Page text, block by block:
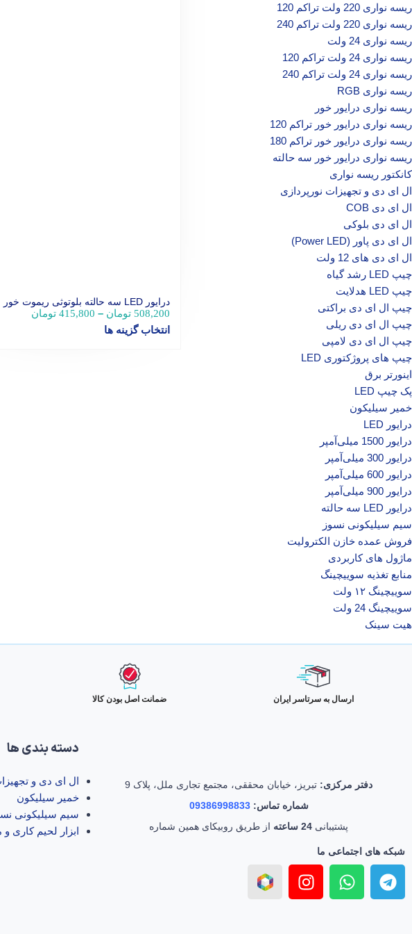
ریسه نواری 220 ولت تراکم 120
ریسه نواری 220 ولت تراکم 240
ریسه نواری 24 ولت
ریسه نواری 24 ولت تراکم 120
ریسه نواری 24 ولت تراکم 240
ریسه نواری RGB
ریسه نواری درایور خور
ریسه نواری درایور خور تراکم 120
ریسه نواری درایور خور تراکم 180
ریسه نواری درایور خور سه حالته
کانکتور ریسه نواری
ال‌ ای‌ دی و تجهیزات نورپردازی
ال ای دی COB
ال ای دی بلوکی
ال ای دی پاور (Power LED)
ال ای دی‌ های 12 ولت
چیپ‌ LED رشد گیاه
چیپ‌ LED هدلایت
چیپ ال ای دی براکتی
چیپ ال ای دی ریلی
چیپ ال ای دی لامپی
چیپ‌ های پروژکتوری LED
اینورتر برق
پک چیپ LED
خمیر سیلیکون
درایور LED
درایور 1500 میلی‌آمپر
درایور 300 میلی‌آمپر
درایور 600 میلی‌آمپر
درایور 900 میلی‌آمپر
درایور LED سه حالته
سیم سیلیکونی نسوز
فروش عمده خازن الکترولیت
ماژول های کاربردی
منابع تغذیه سوییچینگ
سوییچینگ ۱۲ ولت
سوییچینگ 24 ولت
هیت سینک
درایور LED سه حالته بلوتوثی ریموت خور
508,200 تومان –
415,800 تومان
انتخاب گزینه ها
ارسال به سرتاسر ایران ضمانت اصل بودن کالا
دفتر مرکزی: تبریز، خیابان محققی، مجتمع تجاری ملل، پلاک 9
شماره تماس:09386998833
پشتیبانی 24 ساعته از طریق روبیکای همین شماره
شبکه های اجتماعی ما
دسته بندی ها
ال‌ ای‌ دی و
خمیر سیلیکون
سیم سیلیکونی
ابزار لحیم کاری و